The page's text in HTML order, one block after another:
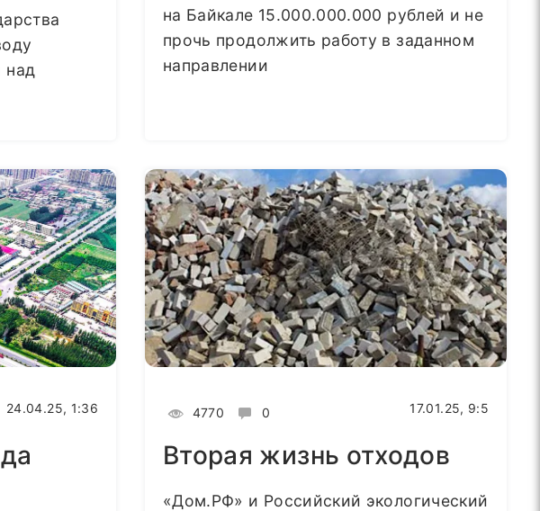
над
на Байкале 15.000.000.000 рублей и не
прочь продолжить работу в заданном
направлении
24.04.25, 1:36 4770 0 17.01.25, 9:5
Вторая жизнь отходов
«Дом.РФ» и Российский экологический